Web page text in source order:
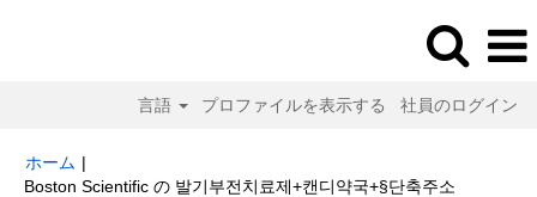
言語 プロファイルを表示する 社員のログイン
ホーム |
Boston Scientific の 발기부전치료제+캔디약국+§단축주소